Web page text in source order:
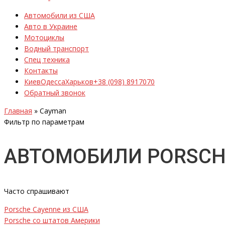
Автомобили из США
Авто в Украине
Мотоциклы
Водный транспорт
Спец техника
Контакты
КиевОдессаХарьков+38 (098) 8917070
Обратный звонок
Главная » Cayman
Фильтр по параметрам
АВТОМОБИЛИ
Часто спрашивают
Porsche Cayenne из США
Porsche со штатов Америки